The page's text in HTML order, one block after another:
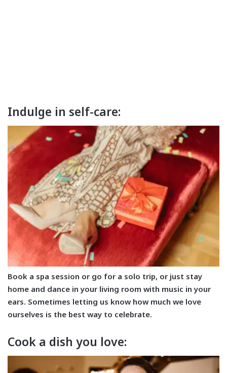
Indulge in self-care:
Book a spa session or go for a solo trip, or just stay
home and dance in your living room with music in your
ears. Sometimes letting us know how much we love
ourselves is the best way to celebrate.
Cook a dish you love: